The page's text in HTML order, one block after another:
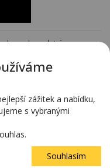
shop s kompletním
stránkách
specializovaných stránkách
změny vyplývající z chyby
zážitek a nabídku,
s vybranými
Souhlasím